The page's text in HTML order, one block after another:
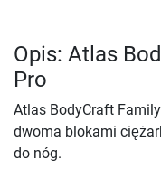
Opis: Atlas
Pro
Atlas BodyCraft
dwoma blokami
do nóg.